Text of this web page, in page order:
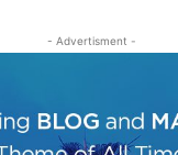
- Advertisment -